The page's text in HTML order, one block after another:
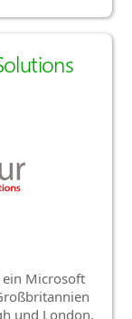
Microsoft
und London.